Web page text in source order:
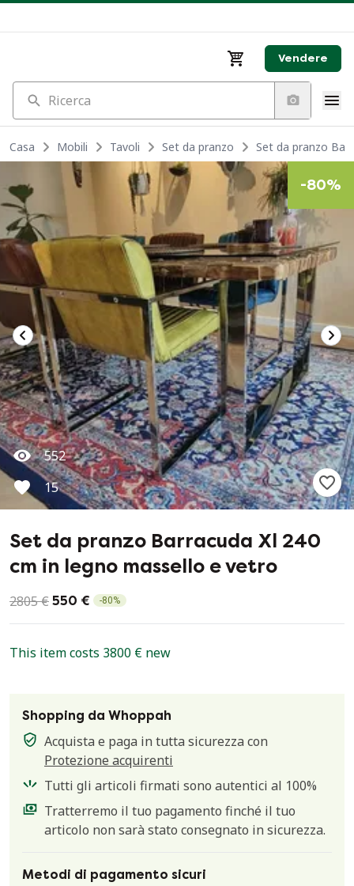
Vendere
Ricerca
Casa Mobili Tavoli Set da pranzo Set da pranzo
552
15
-80%
Set da pranzo Barracuda Xl 240
cm in legno massello e vetro
2805 € 550 € -80%
This item costs 3800 € new
Shopping da Whoppah
Acquista e paga in tutta sicurezza con
Protezione acquirenti
Tutti gli articoli firmati sono autentici al 100%
Tratterremo il tuo pagamento finché il tuo
articolo non sarà stato consegnato in sicurezza.
Metodi di pagamento sicuri